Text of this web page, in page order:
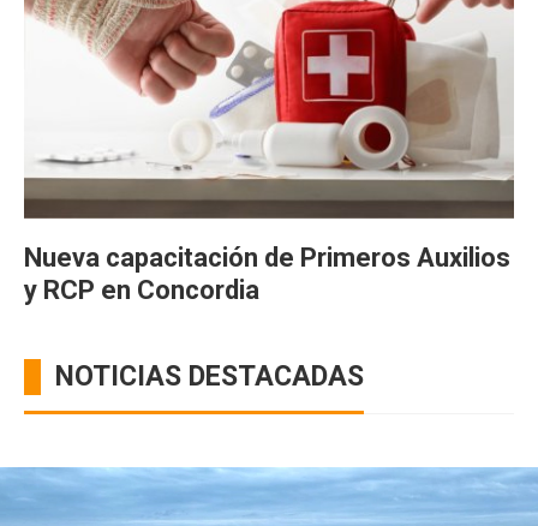
Nueva capacitación de Primeros Auxilios
y RCP en Concordia
NOTICIAS DESTACADAS